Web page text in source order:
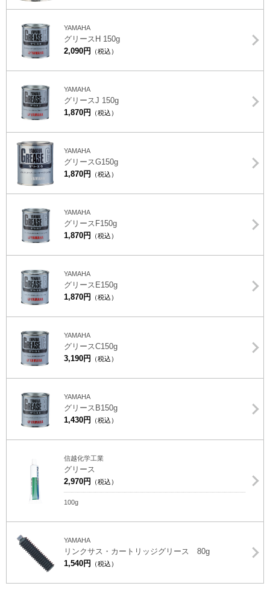
YAMAHA
グリースH 150g
2,090円
（税込）
YAMAHA
グリースJ 150g
1,870円
（税込）
YAMAHA
グリースG150g
1,870円
（税込）
YAMAHA
グリースF150g
1,870円
（税込）
YAMAHA
グリースE150g
1,870円
（税込）
YAMAHA
グリースC150g
3,190円
（税込）
YAMAHA
グリースB150g
1,430円
（税込）
信越化学工業
グリース
2,970円
（税込）
100g
YAMAHA
リンクサス・カートリッジグリース 80g
1,540円
（税込）